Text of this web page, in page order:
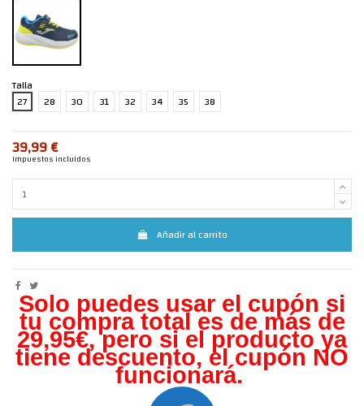
Talla
27
28 30 31 32 34 35 38
39,99 €
Impuestos incluidos
Añadir al carrito
Solo puedes usar el cupón si
tu compra total es de más de
29,95€, pero si el producto ya
tiene descuento, el cupón NO
funcionará.